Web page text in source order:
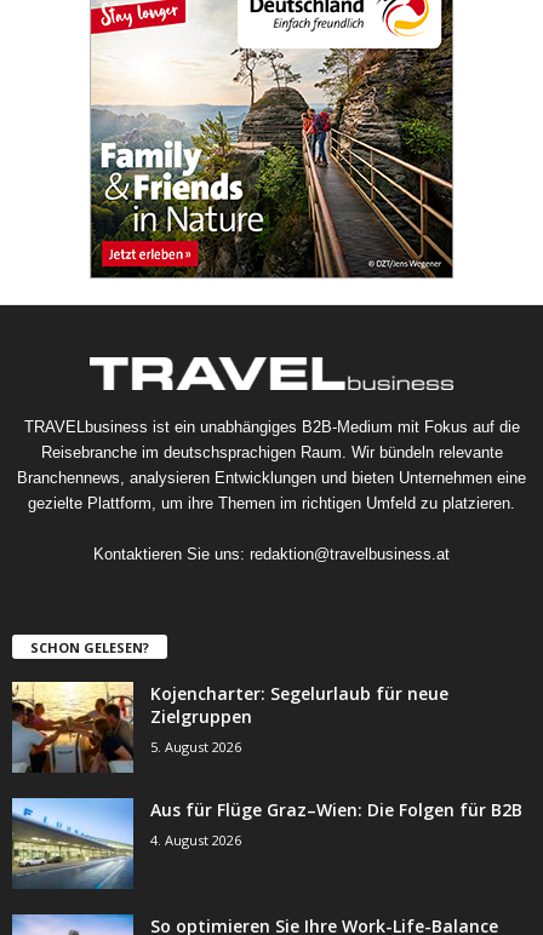
TRAVELbusiness ist ein unabhängiges B2B-Medium mit Fokus auf die
Reisebranche im deutschsprachigen Raum. Wir bündeln relevante
Branchennews, analysieren Entwicklungen und bieten Unternehmen eine
gezielte Plattform, um ihre Themen im richtigen Umfeld zu platzieren.
Kontaktieren Sie uns: redaktion@travelbusiness.at
SCHON GELESEN?
Kojencharter: Segelurlaub für neue
Zielgruppen
5. August 2026
Aus für Flüge Graz–Wien: Die Folgen für B2B
4. August 2026
So optimieren Sie Ihre Work-Life-Balance